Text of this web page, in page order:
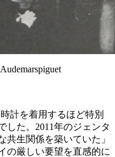
計を着用するほど特別
した。2011年のジェンタ
共生関係を築いていた」
の厳しい要望を直感的に